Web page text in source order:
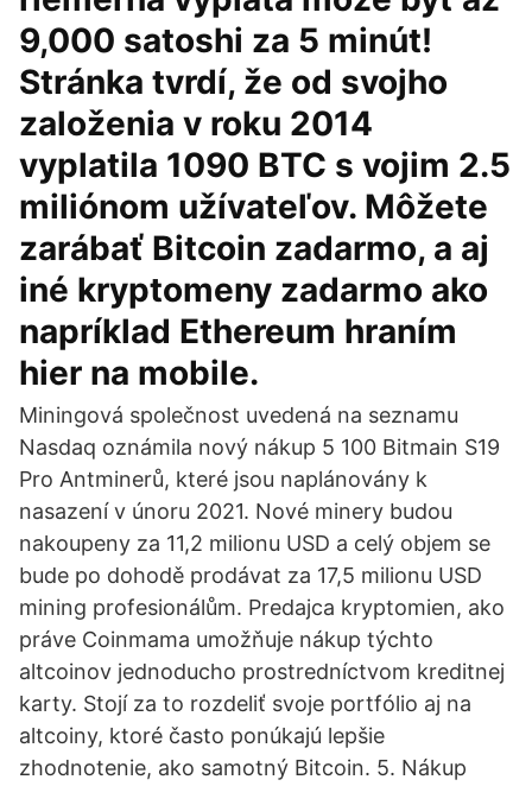
9,000 satoshi za 5 minút!
Stránka tvrdí, že od svojho
založenia v roku 2014
vyplatila 1090 BTC s vojim 2.5
miliónom užívateľov. Môžete
zarábať Bitcoin zadarmo, a aj
iné kryptomeny zadarmo ako
napríklad Ethereum hraním
hier na mobile.
Miningová společnost uvedená na seznamu
Nasdaq oznámila nový nákup 5 100 Bitmain S19
Pro Antminerů, které jsou naplánovány k
nasazení v únoru 2021. Nové minery budou
nakoupeny za 11,2 milionu USD a celý objem se
bude po dohodě prodávat za 17,5 milionu USD
mining profesionálům. Predajca kryptomien, ako
práve Coinmama umožňuje nákup týchto
altcoinov jednoducho prostredníctvom kreditnej
karty. Stojí za to rozdeliť svoje portfólio aj na
altcoiny, ktoré často ponúkajú lepšie
zhodnotenie, ako samotný Bitcoin. 5. Nákup